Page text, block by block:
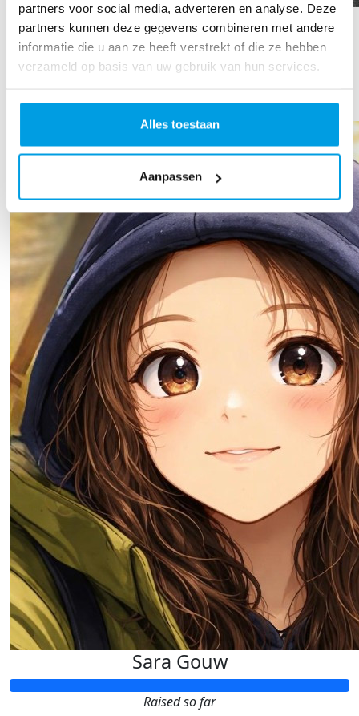
partners voor social media, adverteren en analyse. Deze
partners kunnen deze gegevens combineren met andere
informatie die u aan ze heeft verstrekt of die ze hebben
verzameld op basis van uw gebruik van hun services.
Alles toestaan
Aanpassen
Anne De Kam
Raised so far
€237
Sara Gouw
Raised so far